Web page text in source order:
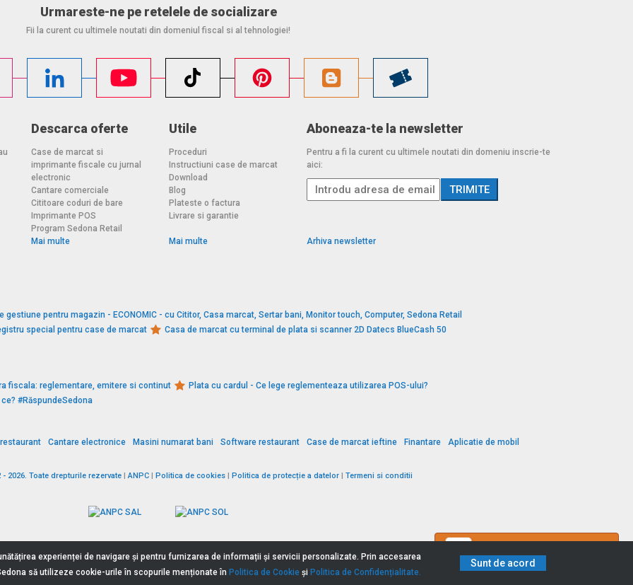
Linux și Android.
o aplicație adecvată pe dispozitivul conectat.
vizibile pe suprafață. Cardul fără contacte este, prin
m,
Urmareste-ne pe retelele de socializare
Fii la curent cu ultimele noutati din domeniul fiscal si al tehnologiei!
Descarca oferte
Case de marcat si
imprimante fiscale cu jurnal
electronic
Cantare comerciale
Cititoare coduri de bare
Imprimante POS
Program Sedona Retail
Mai multe
Utile
Proceduri
Instructiuni case de marcat
Download
Blog
Plateste o factura
Livrare si garantie
Mai multe
Aboneaza-te la newsletter
Pentru a fi la curent cu ultimele noutati din domeniu inscrie-te
aici:
Arhiva newsletter
gestiune pentru magazin - ECONOMIC - cu Cititor, Casa marcat, Sertar bani, Monitor touch, Computer, Sedona Retail
special pentru case de marcat Casa de marcat cu terminal de plata si scanner 2D Datecs BlueCash 50
fiscala: reglementare, emitere si continut
Plata cu cardul - Ce lege reglementeaza utilizarea POS-ului?
#RăspundeSedona
Cantare electronice Masini numarat bani Software restaurant Case de marcat ieftine Finantare Aplicatie de mobil
2026. Toate drepturile rezervate |ANPC Politica de cookies Politica de protecție a datelor Termeni si conditii
experienței de navigare și pentru furnizarea de informații și servicii personalizate. Prin accesarea
să utilizeze cookie-urile în scopurile menționate în Politica de Cookieși Politica de Confidențialitate.
Sunt de acord
Ai o întrebare?